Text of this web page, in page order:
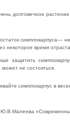
долговечное
симплокарпуса—
некоторое вре­мя
защитить
не состояться.
симплокарпус в
Ю.В.Малеева